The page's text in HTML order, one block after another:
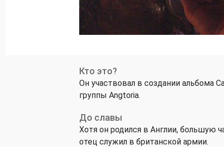
Кто это?
Он участвовал в создании альбома
группы Angtoria.
До славы
Хотя он родился в Англии, большую
отец служил в британской армии.